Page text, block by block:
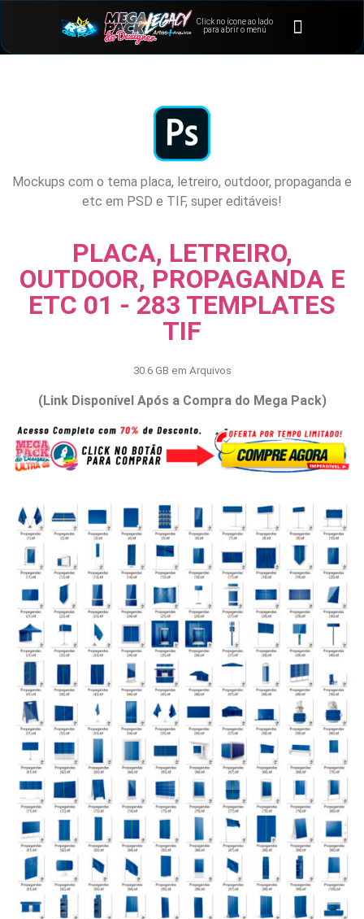
Click no ícone ao lado
para abrir o menú
Mockups com o tema placa, letreiro, outdoor, propaganda e
etc em PSD e TIF, super editáveis!
PLACA, LETREIRO,
OUTDOOR, PROPAGANDA E
ETC 01 - 283 TEMPLATES
TIF
30.6 GB em Arquivos
(Link Disponível Após a Compra do Mega Pack)